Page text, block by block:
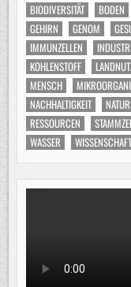
BIODIVERSITÄT
BODEN
GEHIRN
GENOM
IMMUNZELLEN
KOHLENSTOFF
MENSCH
NACHHALTIGKEIT
RESSOURCEN
WASSER
WISSENSCHAFT